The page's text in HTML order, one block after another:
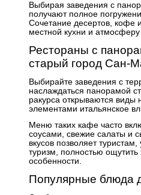
Выбирая заведения с
получают полное
Сочетание десертов, кофе
местной кухни и
Рестораны с
старый город Сан-
Выбирайте заведения с
наслаждаться панорамой
ракурса открываются
элементами итальянское
Меню таких кафе часто
соусами, свежие салаты и
вкусов позволяет
туризм, полностью
особенности.
Популярные блюда